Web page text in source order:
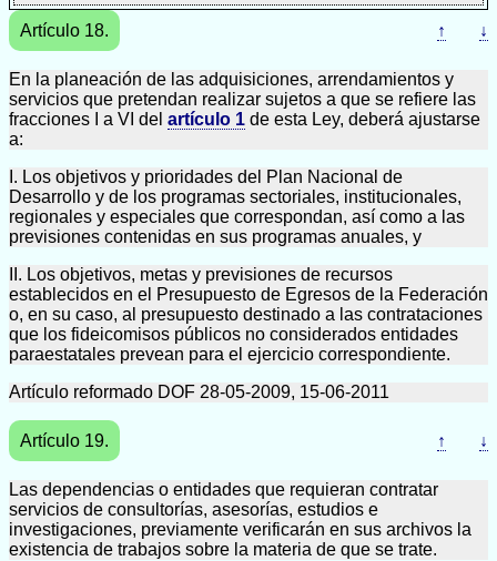
Artículo 18. ↑ ↓
En la planeación de las adquisiciones, arrendamientos y
servicios que pretendan realizar sujetos a que se refiere las
fracciones I a VI del artículo 1 de esta Ley, deberá ajustarse
a:
I. Los objetivos y prioridades del Plan Nacional de
Desarrollo y de los programas sectoriales, institucionales,
regionales y especiales que correspondan, así como a las
previsiones contenidas en sus programas anuales, y
II. Los objetivos, metas y previsiones de recursos
establecidos en el Presupuesto de Egresos de la Federación
o, en su caso, al presupuesto destinado a las contrataciones
que los fideicomisos públicos no considerados entidades
paraestatales prevean para el ejercicio correspondiente.
Artículo reformado DOF 28-05-2009, 15-06-2011
Artículo 19. ↑ ↓
Las dependencias o entidades que requieran contratar
servicios de consultorías, asesorías, estudios e
investigaciones, previamente verificarán en sus archivos la
existencia de trabajos sobre la materia de que se trate.